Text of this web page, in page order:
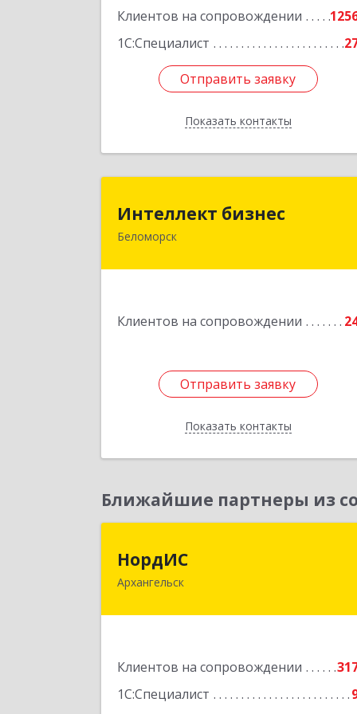
Клиентов на сопровождении
1С:Специалист
Отправить заявку
Показать контакты
Отправить заявку
Назад
Интеллект бизнес
Беломорск
Клиентов на сопровождении
Отправить заявку
Показать контакты
Интеллект бизнес
г. Беломорск, Портовое шоссе, д.1
Отправить заявку
Назад
Ближайшие партнеры из
НордИС
Архангельск
Клиентов на сопровождении
1С:Специалист